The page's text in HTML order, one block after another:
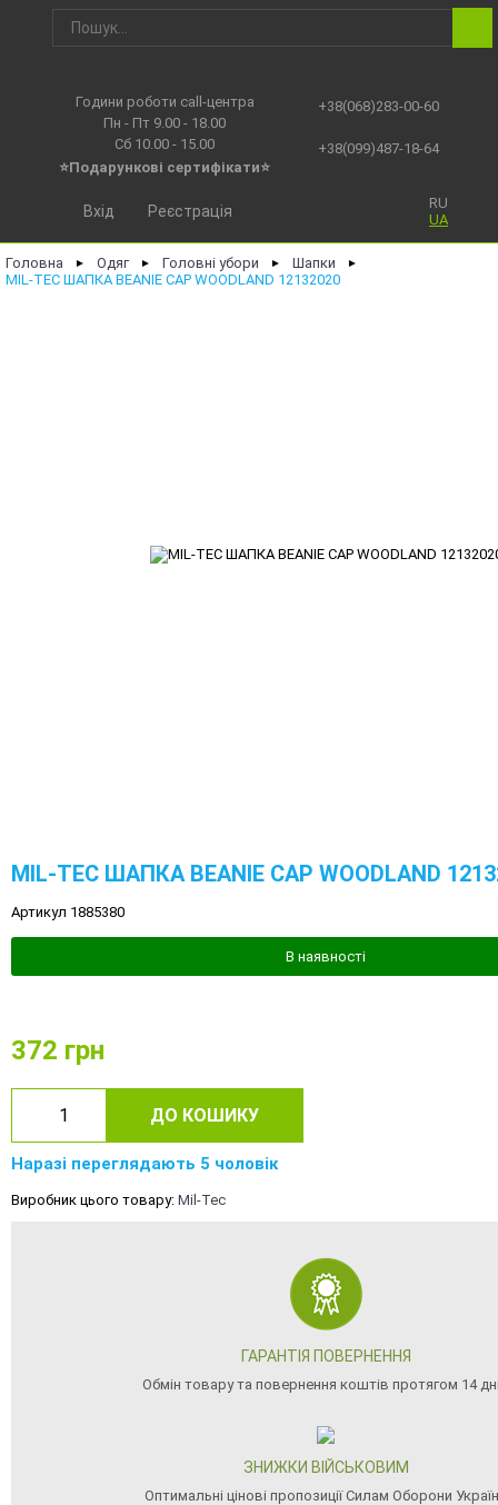
Години роботи call-центра
Пн - Пт 9.00 - 18.00
Сб 10.00 - 15.00
⭐Подарункові сертифікати⭐
+38(068)283-00-60
+38(099)487-18-64
RU
UA
Вхід Реєстрація
Головна ► Одяг ► Головні убори ► Шапки ►
MIL-TEC ШАПКА BEANIE CAP WOODLAND 12132020
MIL-TEC ШАПКА BEANIE CAP WOODLAND
Артикул 1885380
В наявності
372 грн
ДО КОШИКУ
Наразі переглядають 5 чоловік
Виробник цього товару: Mil-Tec
ГАРАНТІЯ ПОВЕРНЕННЯ
Обмін товару та повернення коштів протягом 14
ЗНИЖКИ ВІЙСЬКОВИМ
Оптимальні цінові пропозиції Силам Оборони